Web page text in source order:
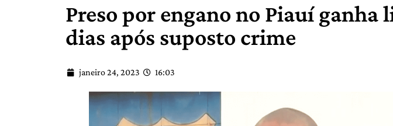
Preso por engano no Piauí ganha
dias após suposto crime
janeiro 24, 2023 16:03